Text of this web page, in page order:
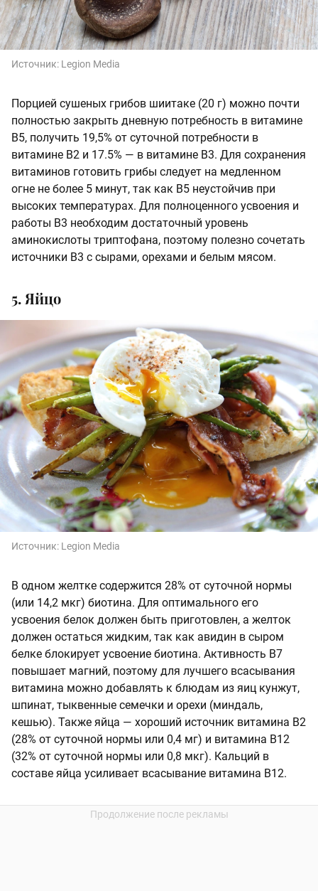
Источник: Legion Media
Порцией сушеных грибов шиитаке (20 г) можно почти
полностью закрыть дневную потребность в витамине
В5, получить 19,5% от суточной потребности в
витамине В2 и 17.5% — в витамине В3. Для сохранения
витаминов готовить грибы следует на медленном
огне не более 5 минут, так как В5 неустойчив при
высоких температурах. Для полноценного усвоения и
работы В3 необходим достаточный уровень
аминокислоты триптофана, поэтому полезно сочетать
источники В3 с сырами, орехами и белым мясом.
5. Яйцо
Источник: Legion Media
В одном желтке содержится 28% от суточной нормы
(или 14,2 мкг) биотина. Для оптимального его
усвоения белок должен быть приготовлен, а желток
должен остаться жидким, так как авидин в сыром
белке блокирует усвоение биотина. Активность B7
повышает магний, поэтому для лучшего всасывания
витамина можно добавлять к блюдам из яиц кунжут,
шпинат, тыквенные семечки и орехи (миндаль,
кешью). Также яйца — хороший источник витамина В2
(28% от суточной нормы или 0,4 мг) и витамина В12
(32% от суточной нормы или 0,8 мкг). Кальций в
составе яйца усиливает всасывание витамина В12.